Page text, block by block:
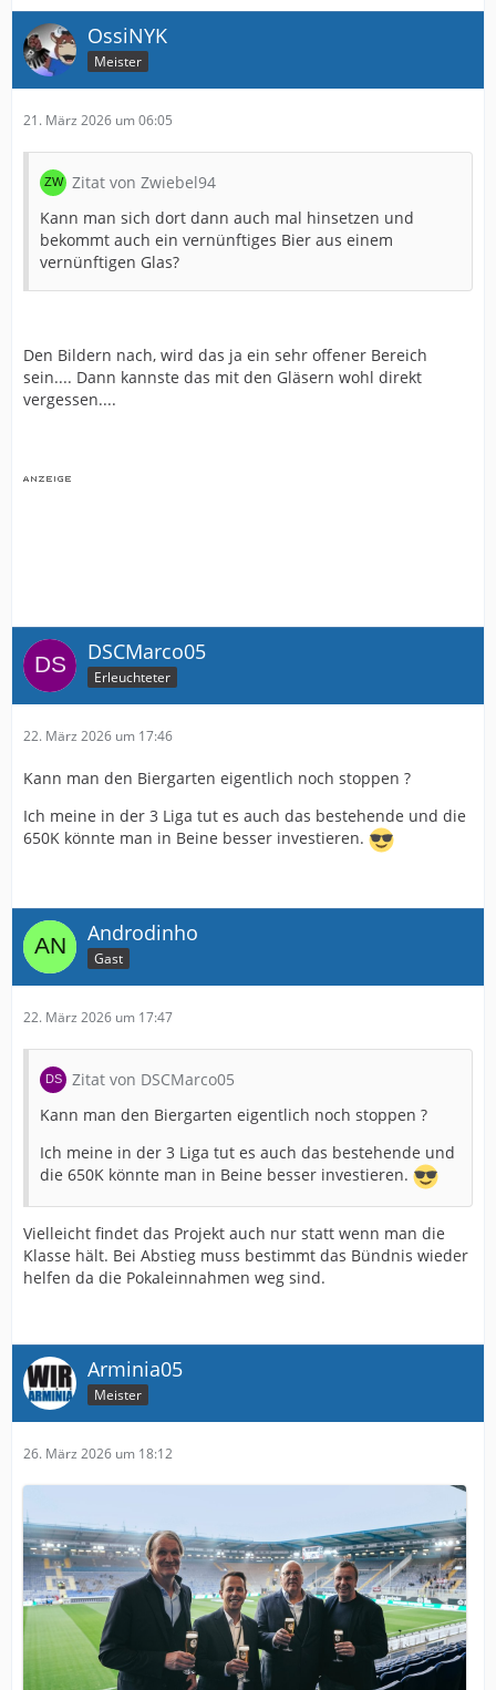
OssiNYK
Meister
21. März 2026 um 06:05
Zitat von Zwiebel94
Kann man sich dort dann auch mal hinsetzen und
bekommt auch ein vernünftiges Bier aus einem
vernünftigen Glas?
Den Bildern nach, wird das ja ein sehr offener Bereich
sein.... Dann kannste das mit den Gläsern wohl direkt
vergessen....
DSCMarco05
Erleuchteter
22. März 2026 um 17:46
Kann man den Biergarten eigentlich noch stoppen ?
Ich meine in der 3 Liga tut es auch das bestehende und die
650K könnte man in Beine besser investieren.
Androdinho
Gast
22. März 2026 um 17:47
Zitat von DSCMarco05
Kann man den Biergarten eigentlich noch stoppen ?
Ich meine in der 3 Liga tut es auch das bestehende und
die 650K könnte man in Beine besser investieren.
Vielleicht findet das Projekt auch nur statt wenn man die
Klasse hält. Bei Abstieg muss bestimmt das Bündnis wieder
helfen da die Pokaleinnahmen weg sind.
Arminia05
Meister
26. März 2026 um 18:12